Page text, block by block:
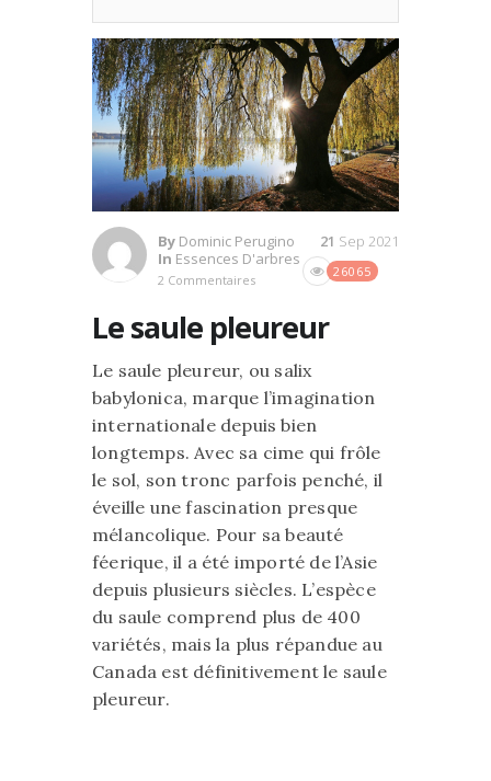
By Dominic Perugino
In Essences D'arbres
2 Commentaires
26065
21 Sep 2021
Le saule pleureur
Le saule pleureur, ou salix
babylonica, marque l’imagination
internationale depuis bien
longtemps. Avec sa cime qui frôle
le sol, son tronc parfois penché, il
éveille une fascination presque
mélancolique. Pour sa beauté
féerique, il a été importé de l’Asie
depuis plusieurs siècles. L’espèce
du saule comprend plus de 400
variétés, mais la plus répandue au
Canada est définitivement le saule
pleureur.